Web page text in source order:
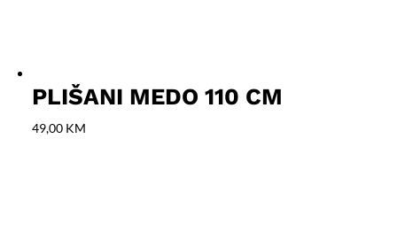
PLIŠANI MEDO 110 CM
49,00 KM